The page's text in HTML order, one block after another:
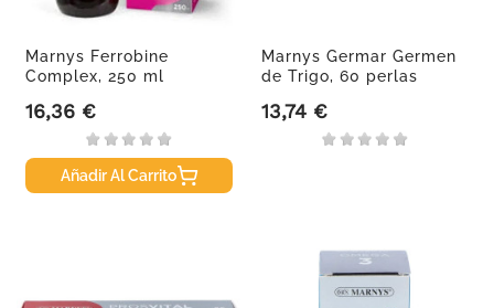
Marnys Ferrobine
Complex, 250 ml
Precio
16,36 €
Añadir Al Carrito
Marnys Germar Germen
de Trigo, 60 perlas
Precio
13,74 €